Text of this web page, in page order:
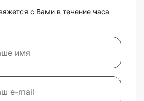
с Вами в течение часа